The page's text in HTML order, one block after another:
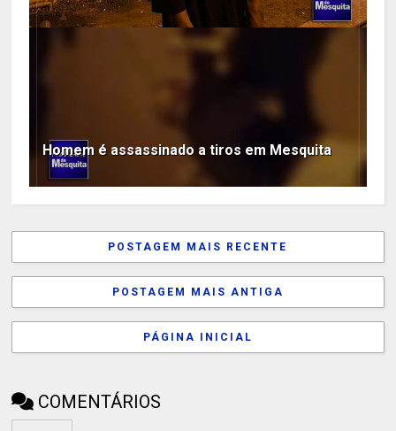
Homem é assassinado a tiros em Mesquita
POSTAGEM MAIS RECENTE
POSTAGEM MAIS ANTIGA
PÁGINA INICIAL
COMENTÁRIOS